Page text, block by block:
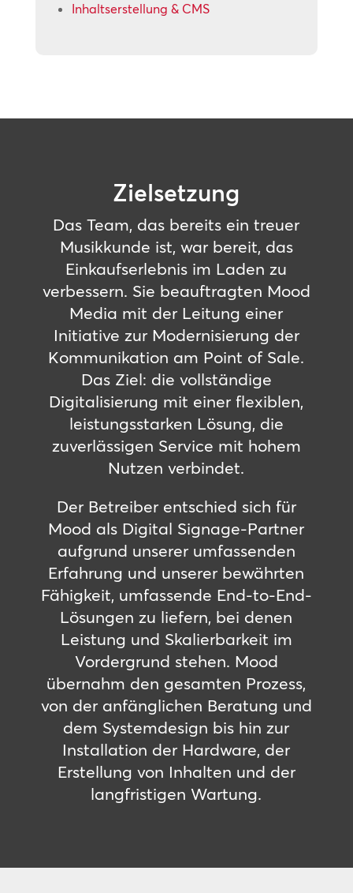
Inhaltserstellung & CMS
Zielsetzung
Das Team, das bereits ein treuer
Musikkunde ist, war bereit, das
Einkaufserlebnis im Laden zu
verbessern. Sie beauftragten Mood
Media mit der Leitung einer
Initiative zur Modernisierung der
Kommunikation am Point of Sale.
Das Ziel: die vollständige
Digitalisierung mit einer flexiblen,
leistungsstarken Lösung, die
zuverlässigen Service mit hohem
Nutzen verbindet.
Der Betreiber entschied sich für
Mood als Digital Signage-Partner
aufgrund unserer umfassenden
Erfahrung und unserer bewährten
Fähigkeit, umfassende End-to-End-
Lösungen zu liefern, bei denen
Leistung und Skalierbarkeit im
Vordergrund stehen. Mood
übernahm den gesamten Prozess,
von der anfänglichen Beratung und
dem Systemdesign bis hin zur
Installation der Hardware, der
Erstellung von Inhalten und der
langfristigen Wartung.